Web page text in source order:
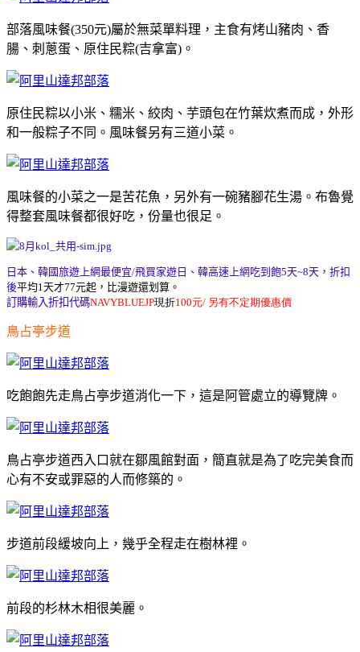
部落風味餐(350元)屬於無菜單料理，主食有烤山豬肉、香
腸、刺蔥蛋、原住民粽(吉拿富)。
原住民粽以小米、糯米、絞肉、芋頭包在竹葉炊煮而成，外形
和一般粽子不同。風味餐另有三道小菜。
風味餐的小菜之一是苦花魚，另外有一碗豬腳花生湯。布魯覺
得整套風味餐都很好吃，份量也很足。
日本、韓國旅遊上網最便宜/飛買家遊日、韓高速上網吃到飽5天~8天， 折扣
後平均1天才77元起，比漫遊還划算。
訂購輸入折扣代碼NAVYBLUEJP現折100元/ 另有不定期優惠價
鳥占亭步道
吃飽飽先走鳥占亭步道消化一下，這是阿管處立的導覽牌。
鳥占亭步道西入口就在鄒風館對面，簡直就是為了吃完美食而
心有不安或罪惡的人而修築的。
步道前段緩坡向上，幾乎全程走在樹林裡。
前段的杉林木相很美麗。